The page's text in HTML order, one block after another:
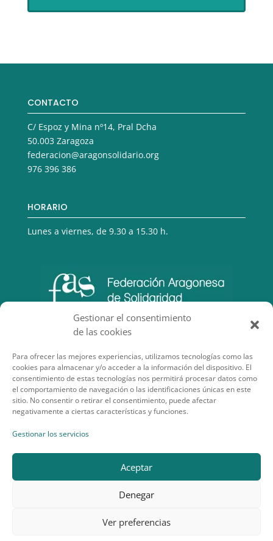
Gestionar el consentimiento
de las cookies
Para ofrecer las mejores experiencias, utilizamos tecnologías como las
cookies para almacenar y/o acceder a la información del dispositivo. El
consentimiento de estas tecnologías nos permitirá procesar datos como
el comportamiento de navegación o las identificaciones únicas en este
sitio. No consentir o retirar el consentimiento, puede afectar
negativamente a ciertas características y funciones.
Gestionar los servicios
Aceptar
Denegar
Ver preferencias
CONTACTO
C/ Espoz y Mina nº14, Pral Dcha
50.003 Zaragoza
federacion@aragonsolidario.org
976 396 386
HORARIO
Lunes a viernes, de 9.30 a 15.30 h.
SECCIONES DE INTERÉS